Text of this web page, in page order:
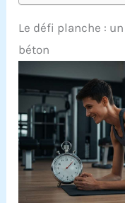
Le défi planche :
béton